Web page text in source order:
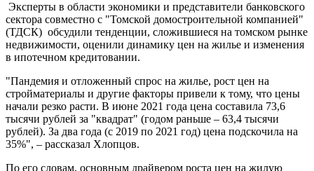
Эксперты в области экономики и представители банковского
сектора совместно с "Томской домостроительной компанией"
(ТДСК) обсудили тенденции, сложившиеся на томском рынке
недвижимости, оценили динамику цен на жилье и изменения
в ипотечном кредитовании.
"Пандемия и отложенный спрос на жилье, рост цен на
стройматериалы и другие факторы привели к тому, что цены
начали резко расти. В июне 2021 года цена составила 73,6
тысячи рублей за "квадрат" (годом раньше – 63,4 тысячи
рублей). За два года (с 2019 по 2021 год) цена подскочила на
35%", – рассказал Хлопцов.
По его словам, основным драйвером роста цен на жилую